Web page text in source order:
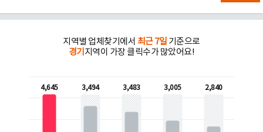
지역별 업체찾기에서 최근 7일 기준으로
경기 지역이 가장 클릭수가 많았어요!
4,645 3,494 3,483 3,005 2,840